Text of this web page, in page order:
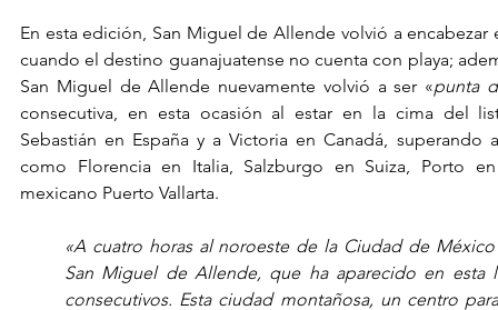
En esta edición, San Miguel de Allende volvió a encabezar
cuando el destino guanajuatense no cuenta con playa;
San Miguel de Allende nuevamente volvió a ser «punta
consecutiva, en esta ocasión al estar en la cima del
Sebastián en España y a Victoria en Canadá, superando
como Florencia en Italia, Salzburgo en Suiza, Porto
mexicano Puerto Vallarta.
«A cuatro horas al noroeste de la Ciudad de
San Miguel de Allende, que ha aparecido en esta
consecutivos. Esta ciudad montañosa, un centro